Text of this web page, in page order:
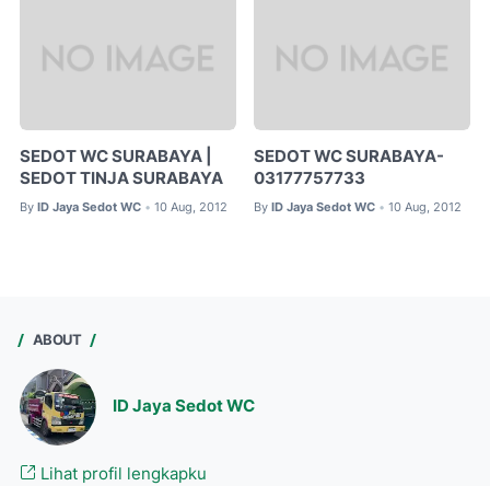
SEDOT WC SURABAYA |
SEDOT TINJA SURABAYA
By ID Jaya Sedot WC • 10 Aug, 2012
SEDOT WC SURABAYA-
03177757733
By ID Jaya Sedot WC • 10 Aug, 2012
ABOUT
ID Jaya Sedot WC
Lihat profil lengkapku